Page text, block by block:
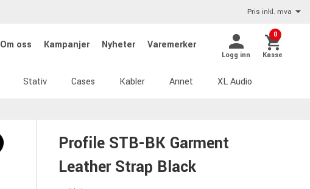
Pris inkl. mva
Om oss Kampanjer Nyheter Varemerker
Logg inn
0
Kasse
Stativ Cases Kabler Annet XL Audio
Profile STB-BK Garment
Leather Strap Black